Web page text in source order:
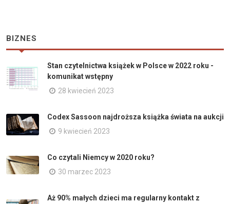
BIZNES
Stan czytelnictwa książek w Polsce w 2022 roku -
komunikat wstępny
28 kwiecień 2023
Codex Sassoon najdroższa książka świata na aukcji
9 kwiecień 2023
Co czytali Niemcy w 2020 roku?
30 marzec 2023
Aż 90% małych dzieci ma regularny kontakt z